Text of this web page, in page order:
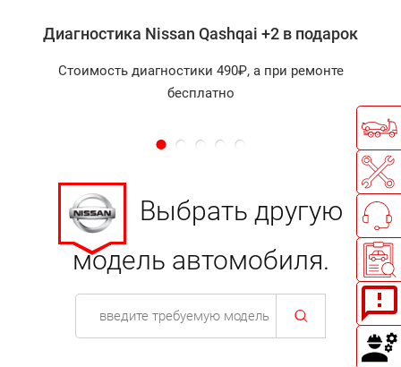
Диагностика Nissan Qashqai +2 в подарок
Стоимость диагностики 490₽, а при ремонте
бесплатно
Выбрать другую
модель автомобиля.